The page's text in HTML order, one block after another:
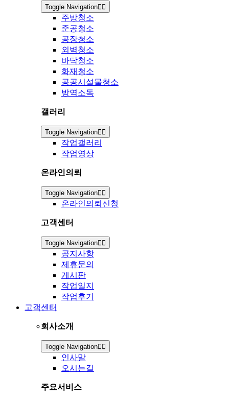
Toggle Navigation
주방청소
준공청소
공장청소
외벽청소
바닥청소
화재청소
공공시설물청소
방역소독
갤러리
Toggle Navigation
작업갤러리
작업영상
온라인의뢰
Toggle Navigation
온라인의뢰신청
고객센터
Toggle Navigation
공지사항
제휴문의
게시판
작업일지
작업후기
고객센터
회사소개
Toggle Navigation
인사말
오시는길
주요서비스